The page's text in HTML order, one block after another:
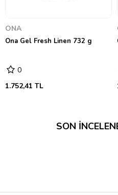
ONA
Ona Gel Fresh Linen 732 g
0
1.752,41 TL
SON